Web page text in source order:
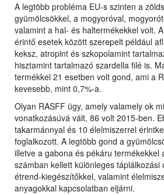
A legtöbb probléma EU-s szinten a
gyümölcsökkel, a mogyoróval,
valamint a hal- és haltermékekkel volt.
érintő esetek között szerepelt például
keksz, atropint és szkopolamint
hisztamint tartalmazó szardella filé is.
termékkel 21 esetben volt gond, ami a
kevesebb, mint 0,7%-a.
Olyan RASFF ügy, amely valamely ok
vonatkozásúvá vált, 86 volt 2015-ben.
takarmánnyal és 10 élelmiszerrel
foglalkozott. A legtöbb gond a
illetve a gabona és pékáru termékekkel
számban kellett különleges táplálkozási
étrend-kiegészítőkkel, valamint
anyagokkal kapcsolatban eljárni.